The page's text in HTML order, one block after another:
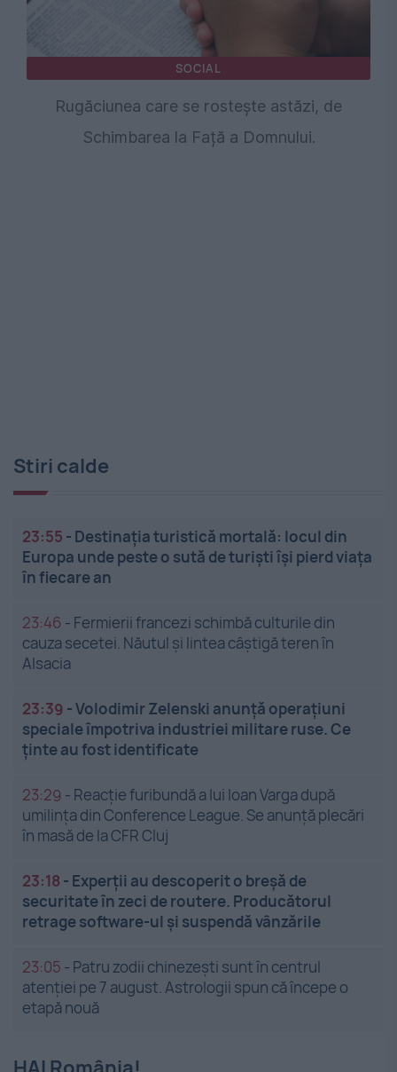
SOCIAL
Rugăciunea care se rostește astăzi, de
Schimbarea la Față a Domnului.
Stiri calde
23:55 - Destinația turistică mortală: locul din
Europa unde peste o sută de turiști își pierd viața
în fiecare an
23:46 - Fermierii francezi schimbă culturile din
cauza secetei. Năutul și lintea câștigă teren în
Alsacia
23:39 -Volodimir Zelenski anunță operațiuni
speciale împotriva industriei militare ruse. Ce
ținte au fost identificate
23:29 - Reacție furibundă a lui Ioan Varga după
umilința din Conference League. Se anunță plecări
în masă de la CFR Cluj
23:18 - Experții au descoperit o breșă de
securitate în zeci de routere. Producătorul
retrage software-ul și suspendă vânzările
23:05 - Patru zodii chinezești sunt în centrul
atenției pe 7 august. Astrologii spun că începe o
etapă nouă